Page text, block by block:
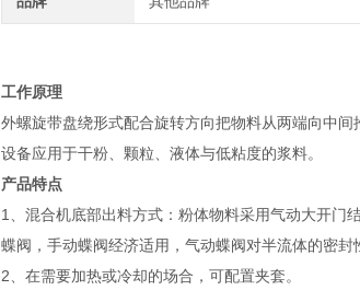
工作原理
外螺旋带盘绕形式配合旋转方向把物料从两端向中
设备应用于干粉、颗粒、液体与低粘度的浆料。
产品特点
1、混合机底部出料方式：粉体物料采用气动大开门
蝶阀，手动蝶阀经济适用，气动蝶阀对半流体的密封
2、在需要加热或冷却的场合，可配置夹套。